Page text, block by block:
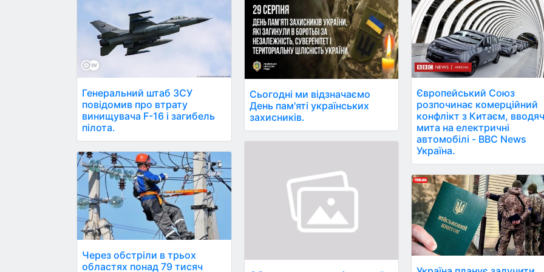
Генеральний штаб ЗСУ
повідомив про втрату
винищувача F-16 і загибель
пілота.
Через обстріли в трьох
областях понад 79 тисяч
Сьогодні ми відзначаємо
День пам'яті українських
захисників.
Європейський Союз
розпочинає комерційний
конфлікт з Китаєм,
мита на електричні
автомобілі - BBC News
Україна.